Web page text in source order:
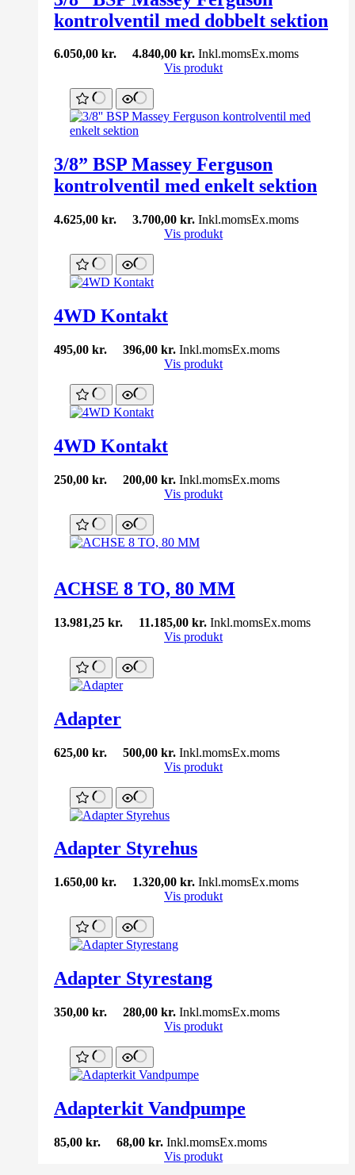
kontrolventil med dobbelt sektion
6.050,00 kr. 4.840,00 kr. Inkl.momsEx.moms
Vis produkt
3/8” BSP Massey Ferguson
kontrolventil med enkelt sektion
4.625,00 kr. 3.700,00 kr. Inkl.momsEx.moms
Vis produkt
4WD Kontakt
495,00 kr. 396,00 kr. Inkl.momsEx.moms
Vis produkt
4WD Kontakt
250,00 kr. 200,00 kr. Inkl.momsEx.moms
Vis produkt
ACHSE 8 TO, 80 MM
13.981,25 kr. 11.185,00 kr. Inkl.momsEx.moms
Vis produkt
Adapter
625,00 kr. 500,00 kr. Inkl.momsEx.moms
Vis produkt
Adapter Styrehus
1.650,00 kr. 1.320,00 kr. Inkl.momsEx.moms
Vis produkt
Adapter Styrestang
350,00 kr. 280,00 kr. Inkl.momsEx.moms
Vis produkt
Adapterkit Vandpumpe
85,00 kr. 68,00 kr. Inkl.momsEx.moms
Vis produkt